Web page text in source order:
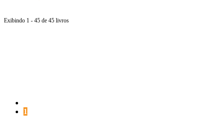
Exibindo 1 - 45 de 45 livros
Página
1